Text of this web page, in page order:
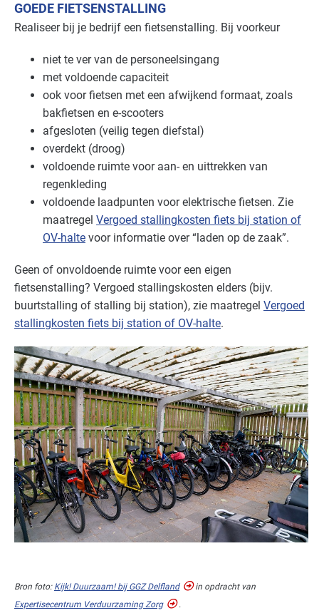
Bouwmaterialen - beton Basis
Cultuur - evenementen Basis
Cultuur - musea Basis
Cultuur - overig Basis
Cultuur - podia Gevorderd
Datacenters Basis
Detailhandel - supermarkten Basis
Detailhandel - tankstations
Grafische industrie Basis
Handel en distributie Basis
Industrie - hout en meubel Basis
Industrie - metalektro Basis
Industrie - papier en karton(waren) Basis
Industrie - rubber en kunststof Basis
Kantoren Basis
GOEDE FIETSENSTALLING
Realiseer bij je bedrijf een fietsenstalling. Bij voorkeur
niet te ver van de personeelsingang
met voldoende capaciteit
ook voor fietsen met een afwijkend formaat, zoals
bakfietsen en e-scooters
afgesloten (veilig tegen diefstal)
overdekt (droog)
voldoende ruimte voor aan- en uittrekken van
regenkleding
voldoende laadpunten voor elektrische fietsen. Zie
maatregel Vergoed stallingkosten fiets bij station of
OV-halte voor informatie over “laden op de zaak”.
Geen of onvoldoende ruimte voor een eigen
fietsenstalling? Vergoed stallingskosten elders (bijv.
buurtstalling of stalling bij station), zie maatregel Vergoed
stallingkosten fiets bij station of OV-halte.
Bron foto: Kijk! Duurzaam! bij GGZDelfland
in opdracht van
Expertisecentrum Verduurzaming Zorg
.